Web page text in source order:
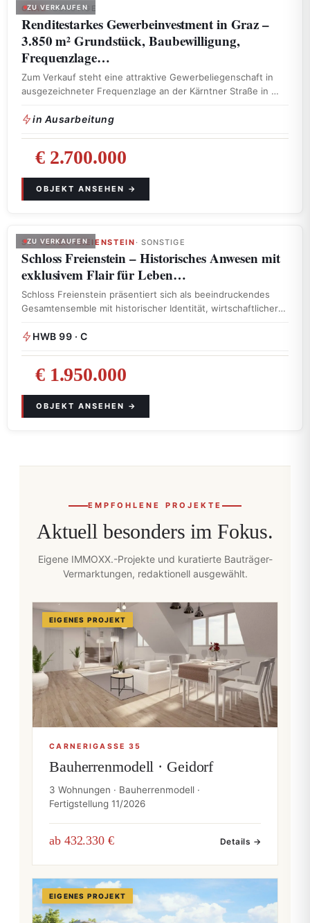
ZU VERKAUFEN
GRAZ· SONSTIGE
Renditestarkes Gewerbeinvestment in Graz –
3.850 m² Grundstück, Baubewilligung,
Frequenzlage…
Zum Verkauf steht eine attraktive Gewerbeliegenschaft in
ausgezeichneter Frequenzlage an der Kärntner Straße in …
in Ausarbeitung
€ 2.700.000
ZU VERKAUFEN
ST. PETER-FREIENSTEIN · SONSTIGE
Schloss Freienstein – Historisches Anwesen mit
exklusivem Flair für Leben…
Schloss Freienstein präsentiert sich als beeindruckendes
Gesamtensemble mit historischer Identität, wirtschaftlicher
HWB 99 · C
€ 1.950.000
EMPFOHLENE PROJEKTE
Aktuell besonders im Fokus.
Eigene IMMOXX.-Projekte und kuratierte Bauträger-
Vermarktungen, redaktionell ausgewählt.
EIGENES PROJEKT
CARNERIGASSE 35
Bauherrenmodell · Geidorf
3 Wohnungen · Bauherrenmodell ·
Fertigstellung 11/2026
ab 432.330 € Details →
EIGENES PROJEKT